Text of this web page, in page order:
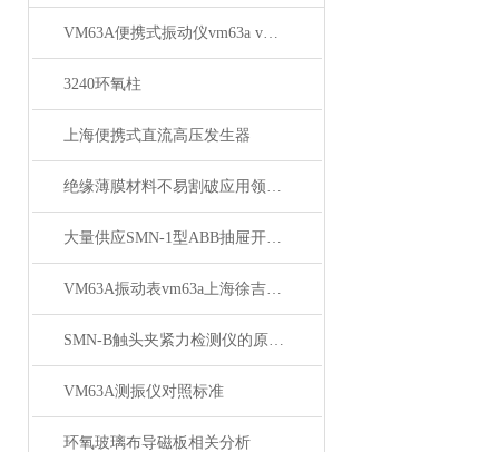
VM63A便携式振动仪vm63a vm63a测振仪供应商
3240环氧柱
上海便携式直流高压发生器
绝缘薄膜材料不易割破应用领域广泛
大量供应SMN-1型ABB抽屉开关柜触点压力检测仪
VM63A振动表vm63a上海徐吉电气
SMN-B触头夹紧力检测仪的原理与应用
VM63A测振仪对照标准
环氧玻璃布导磁板相关分析